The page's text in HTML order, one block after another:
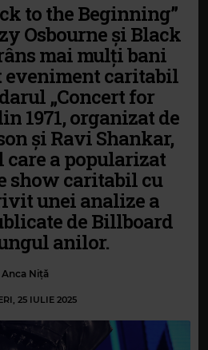
to the Beginning”
Osbourne și Black
mai mulți bani
eveniment caritabil
„Concert for
1971, organizat de
și Ravi Shankar,
a popularizat
show caritabil cu
unei analize a
de Billboard
anilor.
Anca Niță
25 IULIE 2025